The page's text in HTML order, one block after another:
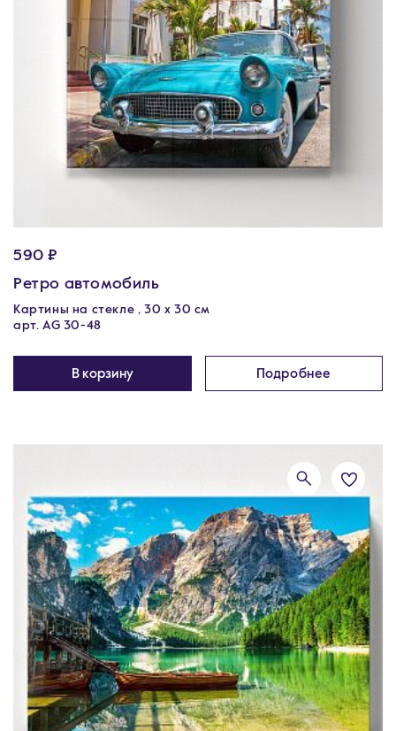
590 ₽
Ретро автомобиль
Картины на стекле , 30 x 30 см
арт. AG 30-48
В корзину Подробнее